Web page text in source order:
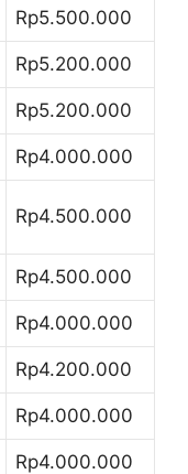
Rp5.500.000
Rp5.200.000
Rp5.200.000
Rp4.000.000
Rp4.500.000
Rp4.500.000
Rp4.000.000
Rp4.200.000
Rp4.000.000
Rp4.000.000